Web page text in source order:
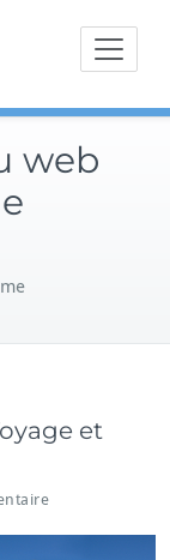
web
et